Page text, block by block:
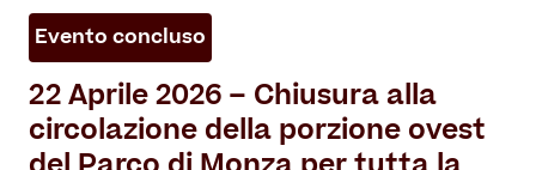
Evento concluso
22 Aprile 2026 – Chiusura alla
circolazione della porzione ovest